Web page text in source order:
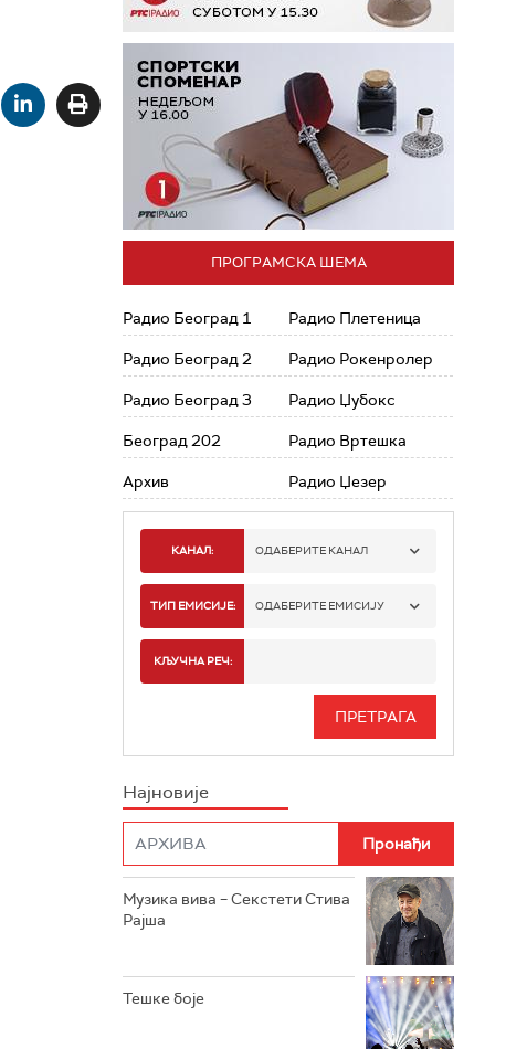
ПРОГРАМСКА ШЕМА
Радио Београд 1
Радио Београд 2
Радио Београд 3
Београд 202
Архив
Радио Плетеница
Радио Рокенролер
Радио Џубокс
Радио Вртешка
Радио Џезер
КАНАЛ: ОДАБЕРИТЕ КАНАЛ
РАДИО БЕОГРАД 1
РАДИО БЕОГРАД 3
РАДИО РОКЕНРОЛЕР
РАДИО ЏУБОКС
РАДИО ВРТЕШКА
РАДИО ЏЕЗЕР
ТИП ЕМИСИЈЕ: ОДАБЕРИТЕ ЕМИСИЈУ
ИНФО
КЉУЧНА РЕЧ:
Најновије
Музика вива – Секстети Стива
Рајша
Тешке боје